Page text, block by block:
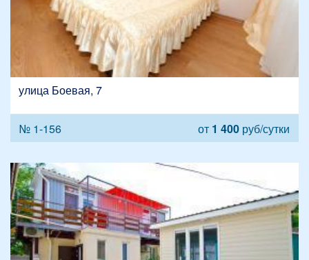
улица Боевая, 7
№ 1-156 от 1 400 руб/сутки